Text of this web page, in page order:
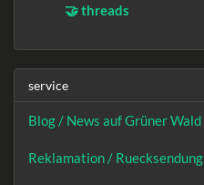
🤝 threads
service
Blog / News auf Grüner Wald
Reklamation / Ruecksendung